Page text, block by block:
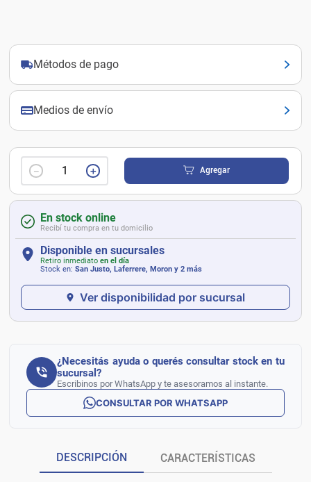
Métodos de pago
Medios de envío
＋
－ Agregar
En stock online
Recibí tu compra en tu domicilio
Disponible en sucursales
Retiro inmediato en el día
Stock en: San Justo, Laferrere, Moron y 2 más
Ver disponibilidad por sucursal
¿Necesitás ayuda o querés consultar stock en tu
sucursal?
Escribinos por WhatsApp y te asesoramos al instante.
CONSULTAR POR WHATSAPP
DESCRIPCIÓN CARACTERÍSTICAS